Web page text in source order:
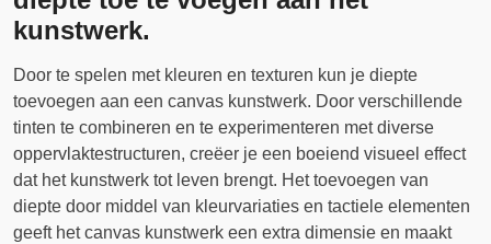
kunstwerk.
Door te spelen met kleuren en texturen kun je diepte
toevoegen aan een canvas kunstwerk. Door verschillende
tinten te combineren en te experimenteren met diverse
oppervlaktestructuren, creëer je een boeiend visueel effect
dat het kunstwerk tot leven brengt. Het toevoegen van
diepte door middel van kleurvariaties en tactiele elementen
geeft het canvas kunstwerk een extra dimensie en maakt